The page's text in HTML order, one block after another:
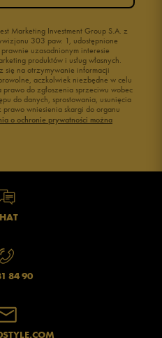
Marketing Investment Group S.A. z
303 paw. 1, udostępnione
uzasadnionym interesie
produktów i usług własnych.
się na otrzymywanie informacji
aczkolwiek niezbędne w celu
do zgłoszenia sprzeciwu wobec
do danych, sprostowania, usunięcia
wniesienia skargi do organu
o ochronie prywatności można
84 90